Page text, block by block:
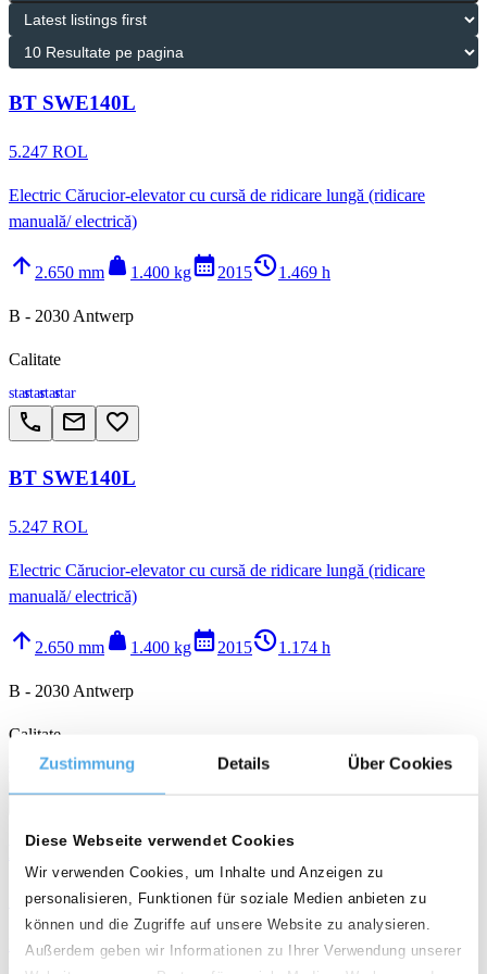
Zustimmung Details Über Cookies
Diese Webseite verwendet Cookies
Wir verwenden Cookies, um Inhalte und Anzeigen zu
personalisieren, Funktionen für soziale Medien anbieten zu
können und die Zugriffe auf unsere Website zu analysieren.
Außerdem geben wir Informationen zu Ihrer Verwendung unserer
BT SWE140L
5.247 ROL
Electric Cărucior-elevator cu cursă de ridicare lungă (ridicare
manuală/ electrică)
arrow_upward 2.650 mm weight 1.400 kgcalendar_month2015history_21.469 h
B - 2030 Antwerp
Calitate
starstarstarstar
call email favorite_border
BT SWE140L
5.247 ROL
Electric Cărucior-elevator cu cursă de ridicare lungă (ridicare
manuală/ electrică)
arrow_upward 2.650 mm weight 1.400 kgcalendar_month2015history_21.174 h
B - 2030 Antwerp
Calitate
starstarstar
call email favorite_border
BT SWE140L
5.247 ROL
Electric Cărucior-elevator cu cursă de ridicare lungă (ridicare
manuală/ electrică)